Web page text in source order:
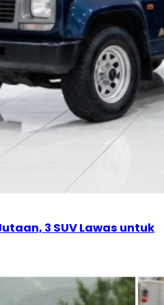
3 SUV Lawas untuk